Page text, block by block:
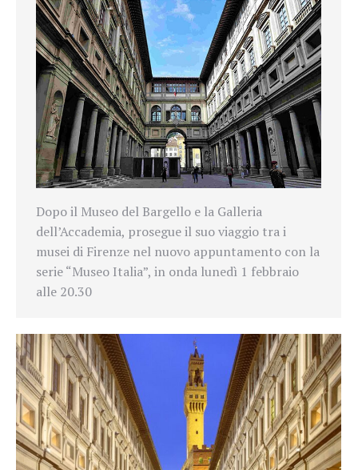
Dopo il Museo del Bargello e la Galleria
dell’Accademia, prosegue il suo viaggio tra i
musei di Firenze nel nuovo appuntamento con la
serie “Museo Italia”, in onda lunedì 1 febbraio
alle 20.30